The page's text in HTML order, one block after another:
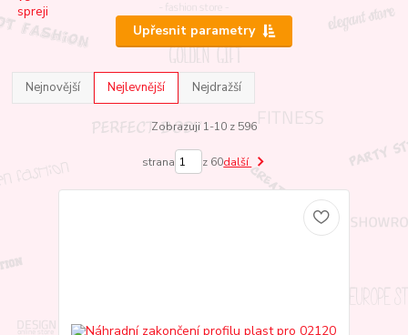
Upřesnit parametry
Nejnovější Nejlevnější Nejdražší
Zobrazuji 1-10 z 596
strana z 60další